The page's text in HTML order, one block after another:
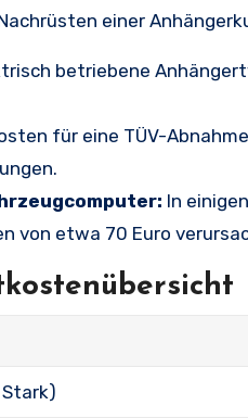
einer
betriebene
für eine TÜV-
In
von etwa 70 Euro